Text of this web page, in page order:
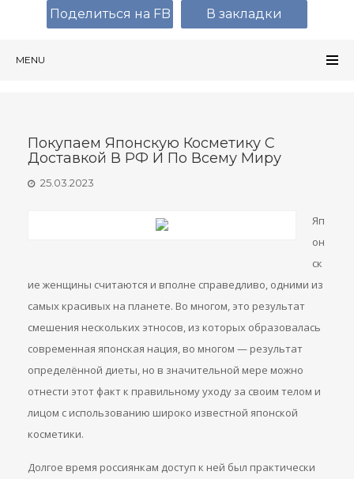
MENU
Покупаем Японскую Косметику С
Доставкой В РФ И По Всему Миру
25.03.2023
Яп
он
ск
ие женщины считаются и вполне справедливо, одними из
самых красивых на планете. Во многом, это результат
смешения нескольких этносов, из которых образовалась
современная японская нация, во многом — результат
определённой диеты, но в значительной мере можно
отнести этот факт к правильному уходу за своим телом и
лицом с использованию широко известной японской
косметики.
Долгое время россиянкам доступ к ней был практически
Поделиться на FB В закладки